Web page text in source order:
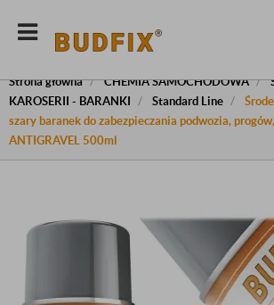
Strona główna CHEMIA SAMOCHODOWA
KAROSERII - BARANKI
Standard Line
szary baranek do zabezpieczania podwozia,
ANTIGRAVEL 500ml